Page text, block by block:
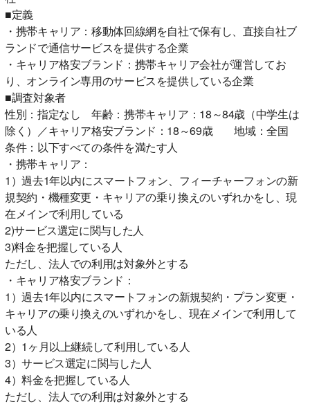
■定義
・携帯キャリア：移動体回線網を自社で保有し、直接自社ブ
ランドで通信サービスを提供する企業
・キャリア格安ブランド：携帯キャリア会社が運営してお
り、オンライン専用のサービスを提供している企業
■調査対象者
性別：指定なし 年齢：携帯キャリア：18～84歳（中学生は
除く）／キャリア格安ブランド：18～69歳 地域：全国
条件：以下すべての条件を満たす人
・携帯キャリア：
1）過去1年以内にスマートフォン、フィーチャーフォンの新
規契約・機種変更・キャリアの乗り換えのいずれかをし、現
在メインで利用している
2)サービス選定に関与した人
3)料金を把握している人
ただし、法人での利用は対象外とする
・キャリア格安ブランド：
1）過去1年以内にスマートフォンの新規契約・プラン変更・
キャリアの乗り換えのいずれかをし、現在メインで利用して
いる人
2）1ヶ月以上継続して利用している人
3）サービス選定に関与した人
4）料金を把握している人
ただし、法人での利用は対象外とする